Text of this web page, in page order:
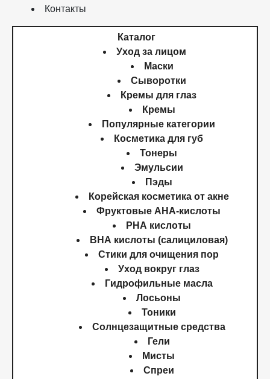
Контакты
Каталог
Уход за лицом
Маски
Сыворотки
Кремы для глаз
Кремы
Популярные категории
Косметика для губ
Тонеры
Эмульсии
Пэды
Корейская косметика от акне
Фруктовые AHA-кислоты
PHA кислоты
BHA кислоты (салициловая)
Стики для очищения пор
Уход вокруг глаз
Гидрофильные масла
Лосьоны
Тоники
Солнцезащитные средства
Гели
Мисты
Спреи